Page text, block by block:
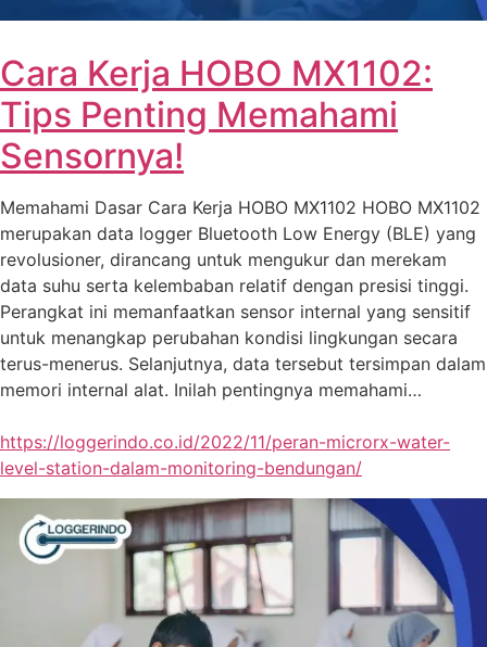
Cara Kerja HOBO MX1102:
Tips Penting Memahami
Sensornya!
Memahami Dasar Cara Kerja HOBO MX1102 HOBO MX1102
merupakan data logger Bluetooth Low Energy (BLE) yang
revolusioner, dirancang untuk mengukur dan merekam
data suhu serta kelembaban relatif dengan presisi tinggi.
Perangkat ini memanfaatkan sensor internal yang sensitif
untuk menangkap perubahan kondisi lingkungan secara
terus-menerus. Selanjutnya, data tersebut tersimpan dalam
memori internal alat. Inilah pentingnya memahami…
https://loggerindo.co.id/2022/11/peran-microrx-water-
level-station-dalam-monitoring-bendungan/